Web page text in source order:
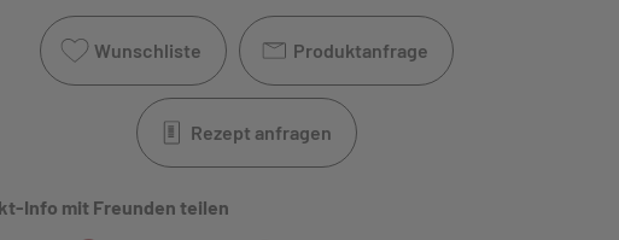
Wunschliste Produktanfrage
Rezept anfragen
Info mit Freunden teilen